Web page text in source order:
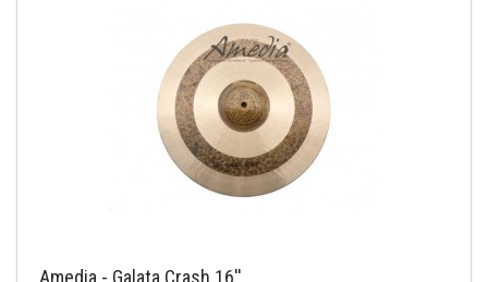
Amedia - Galata Crash 16''